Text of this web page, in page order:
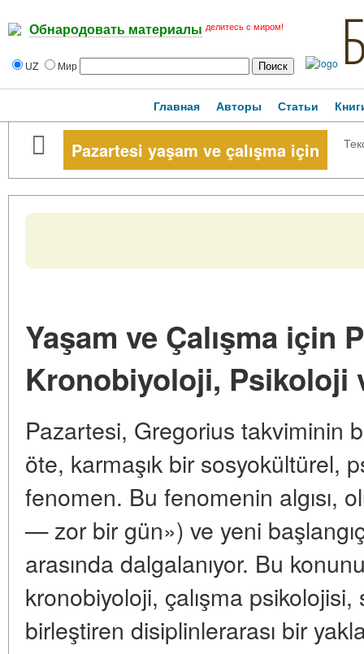
Обнародовать материалы делитесь с миром!
UZ Мир
Главная Авторы Статьи
Pazartesi yaşam ve çalışma için
Yaşam ve Çalışma için
Kronobiyoloji, Psikoloji
Pazartesi, Gregorius takviminin
öte, karmaşık bir sosyokültürel,
fenomen. Bu fenomenin algısı,
— zor bir gün») ve yeni
arasında dalgalanıyor. Bu
kronobiyoloji, çalışma
birleştiren disiplinlerarası bir